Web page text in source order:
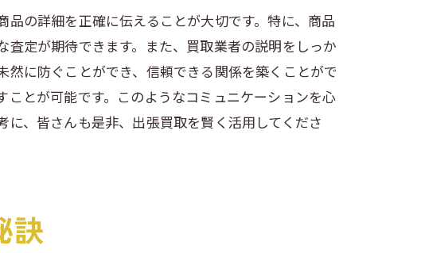
リット
意点
の詳細を正確に伝えることが大切です。特に、商品
定が期待できます。また、買取業者の説明をしっか
に防ぐことができ、信頼できる関係を築くことがで
とが可能です。このようなコミュニケーションを心
、皆さんも是非、出張買取を賢く活用してくださ
訣